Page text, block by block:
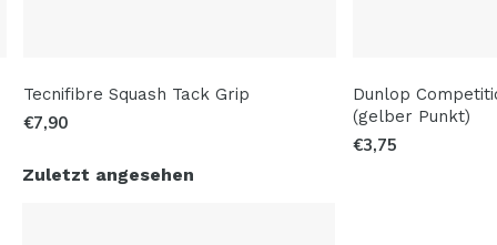
Tecnifibre Squash Tack Grip
€7,90
Dunlop
(gelber Punkt)
€3,75
Zuletzt angesehen